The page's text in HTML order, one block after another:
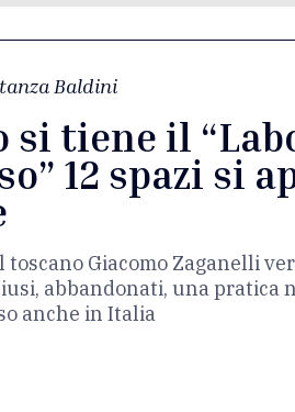
Baldini
si tiene il
12 spazi si
toscano Giacomo Zaganelli
abbandonati, una pratica
anche in Italia